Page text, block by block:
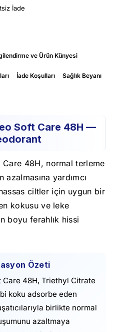
İade
ve Ürün Künyesi
İade Koşulları Sağlık Beyanı
Soft Care 48H —
48H, normal terleme
azalmasına yardımcı
ciltler için uygun bir
kokusu ve leke
boyu ferahlık hissi
Özeti
Care 48H, Triethyl Citrate
koku adsorbe eden
birlikte normal
azaltmaya